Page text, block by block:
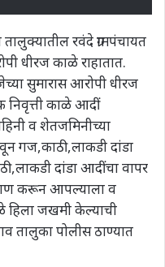
रवंदे ग्रामपंचायत
धीरज काळे राहातात.
सुमारास आरोपी धीरज
निवृत्ती काळे आदीं
व शेतजमिनीच्या
गज,काठी,लाकडी दांडा
दांडा आदींचा वापर
करून आपल्याला व
हिला जखमी केल्याची
तालुका पोलीस ठाण्यात